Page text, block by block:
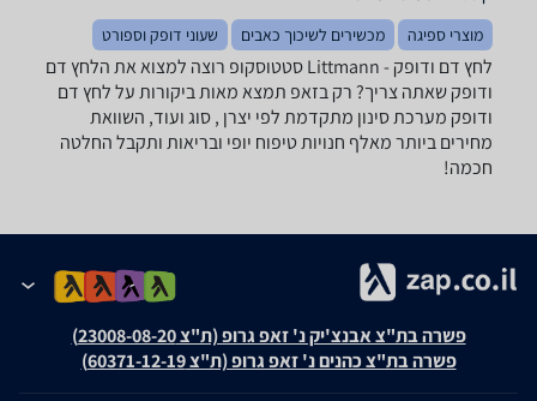
מוצרי ספיגה מכשירים לשיכוך כאבים שעוני דופק וספורט
לחץ דם ודופק - ‏Littmann ‏סטטוסקופ רוצה למצוא את הלחץ דם
ודופק שאתה צריך? רק בזאפ תמצא מאות ביקורות על לחץ דם
ודופק מערכת סינון מתקדמת לפי יצרן , סוג ועוד, השוואת
מחירים ביותר מאלף חנויות טיפוח יופי ובריאות ותקבל החלטה
חכמה!
פשרה בת"צ אבנצ'יק נ' זאפ גרופ (ת"צ 23008-08-20)
פשרה בת"צ כהנים נ' זאפ גרופ (ת"צ 60371-12-19)